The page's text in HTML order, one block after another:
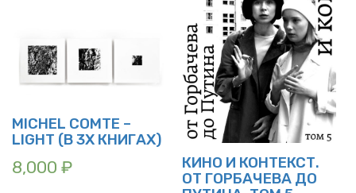
КИНО И КОНТЕКСТ.
ОТ ГОРБАЧЕВА ДО
MICHEL COMTE –
LIGHT (В 3Х КНИГАХ)
8,000 ₽